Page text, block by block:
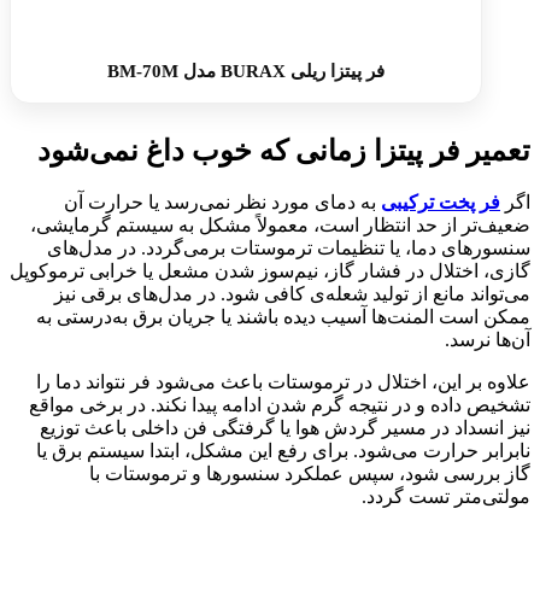
فر پیتزا ریلی BURAX مدل BM-70M
تعمیر فر پیتزا زمانی که خوب داغ نمی‌شود
اگر فر پخت ترکیبی به دمای مورد نظر نمی‌رسد یا حرارت آن
ضعیف‌تر از حد انتظار است، معمولاً مشکل به سیستم گرمایشی،
سنسورهای دما، یا تنظیمات ترموستات برمی‌گردد. در مدل‌های
گازی، اختلال در فشار گاز، نیم‌سوز شدن مشعل یا خرابی ترموکوپل
می‌تواند مانع از تولید شعله‌ی کافی شود. در مدل‌های برقی نیز
ممکن است المنت‌ها آسیب دیده باشند یا جریان برق به‌درستی به
آن‌ها نرسد.
علاوه بر این، اختلال در ترموستات باعث می‌شود فر نتواند دما را
تشخیص داده و در نتیجه گرم شدن ادامه پیدا نکند. در برخی مواقع
نیز انسداد در مسیر گردش هوا یا گرفتگی فن داخلی باعث توزیع
نابرابر حرارت می‌شود. برای رفع این مشکل، ابتدا سیستم برق یا
گاز بررسی شود، سپس عملکرد سنسورها و ترموستات با
مولتی‌متر تست گردد.